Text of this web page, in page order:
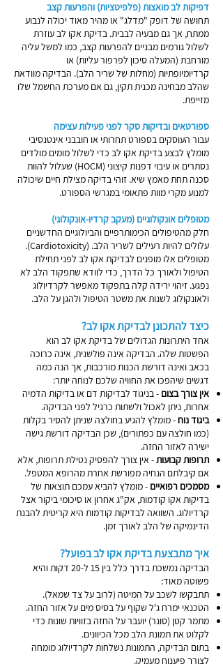
דפיקות לב מואצות (פלפיטציות) והפרעות קצב
תחושה של דופק "מדלג" או מהיר מאוד יכולה לנבוע
ממתח, אך גם מבעיה לבבית. בדיקת אקו לב עוזרת
לשלול גורמים מבניים להפרעות קצב, כמו למשל עליה
מורחבת (המעלה סיכון לפרפור עליות) או
קרדיומיופתיות (מחלות של שריר הלב). הבדיקה מוודאת
שהלב מבחינה מכנית תקין, גם אם מערכת החשמל שלו
מזייפת.
ספורטאים ובדיקות סקר לפני פעילות עצימה
עבור העוסקים בספורט תחרותי או חובבני אינטנסיבי
מומלץ לבצע בדיקת אקו לב כדי לשלול מומים מולדים
נסתרים או עיבוי דפנות קיצוני (HOCM) שעלול להוות
סכנה תחת מאמץ שיא. זוהי בדיקה מצילת חיים שיכולה
למנוע מקרי מוות פתאומי במגרשי הספורט.
מטופלים אונקולוגיים (מעקב קרדיו-אונקולוגי)
חלק מהטיפולים הכימותרפיים והביולוגיים החדשניים
עלולים להיות רעילים לשריר הלב. (Cardiotoxicity).
מטופלים אלו מופנים לבדיקת אקו לב לפני תחילת
הטיפול ולאורך כל הדרך, כדי לוודא שתפקוד הלב לא
נפגע. זיהוי ירידה קלה בתפקוד מאפשר לקרדיולוג
ולאונקולוג לשנות את משטר הטיפול ולהגן על הלב.
כיצד להתכונן לבדיקת אקו לב?
אחד היתרונות הגדולים של בדיקת אקו לב הוא
הפשטות שלה. הבדיקה אינה פולשנית, אינה כרוכה
בכאב ואינה דורשת הכנות מורכבות, אך הנה כמה
דגשים שיהפכו את החוויה שלכם לנוחה יותר:
אין צורך בצום - בניגוד לבדיקות דם או בדיקות הדמיה
אחרות, ניתן לאכול ולשתות כרגיל לפני הבדיקה.
ביגוד נוח- מומלץ להגיע בחולצה שניתן להסיר בקלות
(כמו חולצה עם כפתורים), שכן הבדיקה דורשת גישה
ישירה לאזור החזה.
תרופות קבועות- אין צורך להפסיק נטילת תרופות, אלא
אם קיבלתם הנחיה מפורשת אחרת מהרופא המטפל.
מסמכים רפואיים - מומלץ להביא עמכם תוצאות של
בדיקות אקו קודמות, אק"ג אחרון או סיכומי ביקור אצל
קרדיולוג. השוואה לבדיקות קודמות היא קריטית להבנת
הדינמיקה של הלב לאורך זמן.
איך מתבצעת בדיקת אקו לב בפועל?
הבדיקה נמשכת בדרך כלל בין 15 ל-20 דקות והיא
פשוטה מאוד:
תתבקשו לשכב על המיטה (לרוב על צד שמאל).
הטכנאי ימרח ג'ל שקוף על בסיס מים על אזור החזה.
מתמר קטן (סונר) יועבר על החזה בזוויות שונות כדי
לקלוט את תמונת הלב מכל הכיוונים.
בתום הבדיקה, התמונות נשלחות לקרדיולוג מומחה
לצורך פיענוח מעמיק.